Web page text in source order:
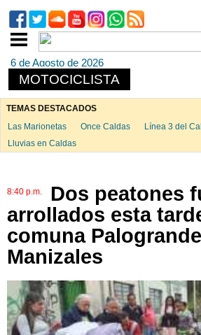
6 de Agosto de 2026
MOTOCICLISTA
TEMAS DESTACADOS
Las Marionetas
Once Caldas Línea 3 del
Lluvias en Caldas
8:40 p.m.
Dos peatones
arrollados esta
comuna
Manizales